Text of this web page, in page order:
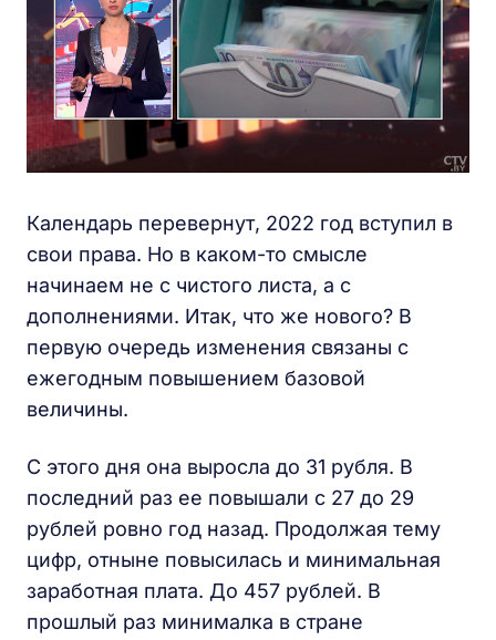
Календарь перевернут, 2022 год вступил в
свои права. Но в каком-то смысле
начинаем не с чистого листа, а с
дополнениями. Итак, что же нового? В
первую очередь изменения связаны с
ежегодным повышением базовой
величины.
С этого дня она выросла до 31 рубля. В
последний раз ее повышали с 27 до 29
рублей ровно год назад. Продолжая тему
цифр, отныне повысилась и минимальная
заработная плата. До 457 рублей. В
прошлый раз минималка в стране